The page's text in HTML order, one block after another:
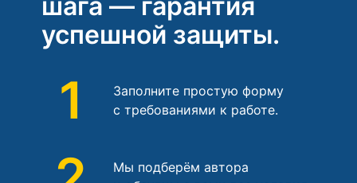
шага — гарантия
успешной защиты.
1
Заполните простую форму
с требованиями к работе.
Мы подберём автора